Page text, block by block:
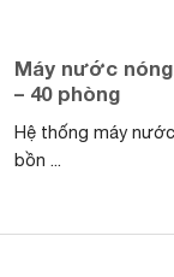
Máy nước
– 40 phòng
Hệ thống máy
bồn ...